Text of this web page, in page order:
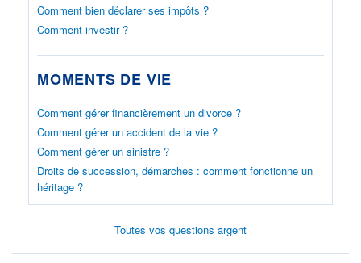
Comment bien déclarer ses impôts ?
Comment investir ?
MOMENTS DE VIE
Comment gérer financièrement un divorce ?
Comment gérer un accident de la vie ?
Comment gérer un sinistre ?
Droits de succession, démarches : comment fonctionne un
héritage ?
Toutes vos questions argent